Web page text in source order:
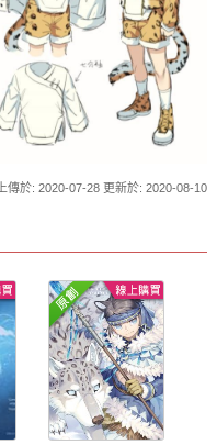
上傳於: 2020-07-28 更新於: 2020-08-10